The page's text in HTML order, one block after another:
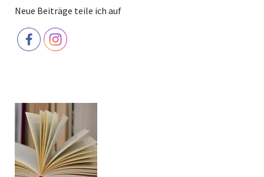
Neue Beiträge teile ich auf